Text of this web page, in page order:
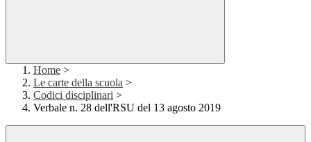
Home >
Le carte della scuola >
Codici disciplinari >
Verbale n. 28 dell'RSU del 13 agosto 2019